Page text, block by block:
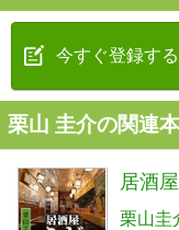
今すぐ登録する
栗山 圭介の関連本
居酒
栗山圭